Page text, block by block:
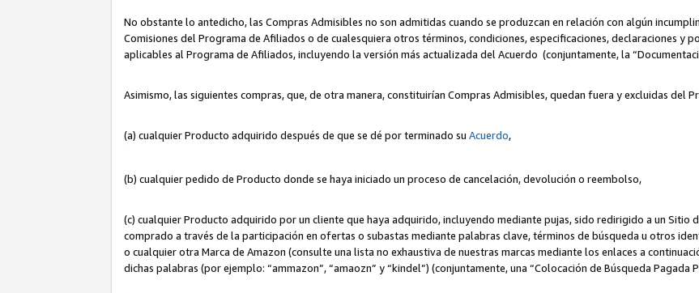
No obstante lo antedicho, las Compras Admisibles no son admitidas cuando se produzcan en relación con algún
Comisiones del Programa de Afiliados o de cualesquiera otros términos, condiciones, especificaciones, declaraciones y
aplicables al Programa de Afiliados, incluyendo la versión más actualizada del Acuerdo (conjuntamente, la
Asimismo, las siguientes compras, que, de otra manera, constituirían Compras Admisibles, quedan fuera y excluidas del
(a) cualquier Producto adquirido después de que se dé por terminado su Acuerdo,
(b) cualquier pedido de Producto donde se haya iniciado un proceso de cancelación, devolución o reembolso,
(c) cualquier Producto adquirido por un cliente que haya adquirido, incluyendo mediante pujas, sido redirigido a un Sitio
comprado a través de la participación en ofertas o subastas mediante palabras clave, términos de búsqueda u otros
o cualquier otra Marca de Amazon (consulte una lista no exhaustiva de nuestras marcas mediante los enlaces a
dichas palabras (por ejemplo: “ammazon”, “amaozn” y “kindel”) (conjuntamente, una “Colocación de Búsqueda Pagada